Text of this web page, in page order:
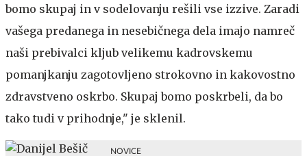
bomo skupaj in v sodelovanju rešili vse izzive. Zaradi
vašega predanega in nesebičnega dela imajo namreč
naši prebivalci kljub velikemu kadrovskemu
pomanjkanju zagotovljeno strokovno in kakovostno
zdravstveno oskrbo. Skupaj bomo poskrbeli, da bo
tako tudi v prihodnje," je sklenil.
NOVICE